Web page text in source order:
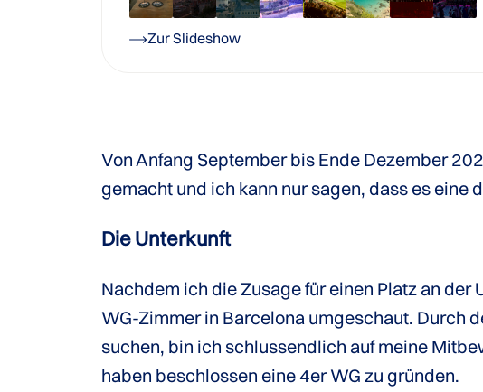
Zur Slideshow
Von Anfang September bis Ende Dezember
gemacht und ich kann nur sagen, dass es eine
Die Unterkunft
Nachdem ich die Zusage für einen Platz an
WG-Zimmer in Barcelona umgeschaut. Durch
suchen, bin ich schlussendlich auf meine
haben beschlossen eine 4er WG zu gründen.